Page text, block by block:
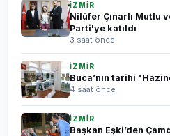
İZMİR
Nilüfer Çınarlı Mutlu
Parti'ye katıldı
3 saat önce
İZMİR
Buca’nın tarihi
4 saat önce
İZMİR
Başkan Eşki’den